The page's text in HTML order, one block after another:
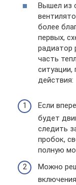
Вышел из
более
первых,
радиатор
часть
ситуации,
действия:
Если
будет
следить
пробок,
полную
Можно